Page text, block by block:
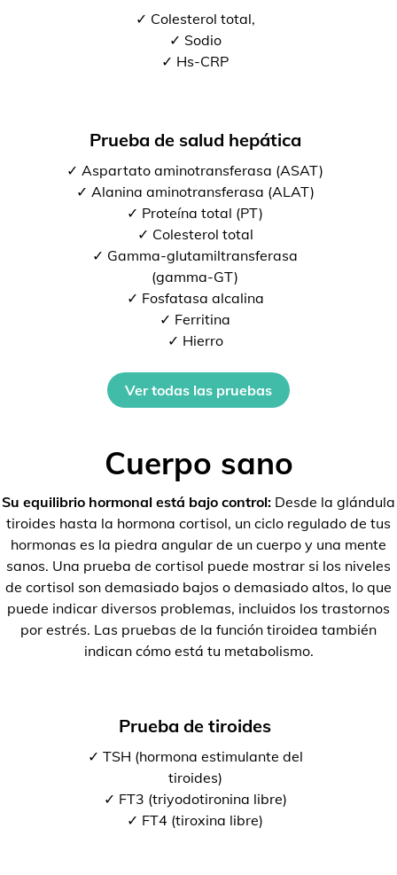
✓ Colesterol total,
✓ Sodio
✓ Hs-CRP
Prueba de salud hepática
✓ Aspartato aminotransferasa (ASAT)
✓ Alanina aminotransferasa (ALAT)
✓ Proteína total (PT)
✓ Colesterol total
✓ Gamma-glutamiltransferasa
(gamma-GT)
✓ Fosfatasa alcalina
✓ Ferritina
✓ Hierro
Ver todas las pruebas
Cuerpo sano
Su equilibrio hormonal está bajo control: Desde la glándula
tiroides hasta la hormona cortisol, un ciclo regulado de tus
hormonas es la piedra angular de un cuerpo y una mente
sanos. Una prueba de cortisol puede mostrar si los niveles
de cortisol son demasiado bajos o demasiado altos, lo que
puede indicar diversos problemas, incluidos los trastornos
por estrés. Las pruebas de la función tiroidea también
indican cómo está tu metabolismo.
Prueba de tiroides
✓ TSH (hormona estimulante del
tiroides)
✓ FT3 (triyodotironina libre)
✓ FT4 (tiroxina libre)